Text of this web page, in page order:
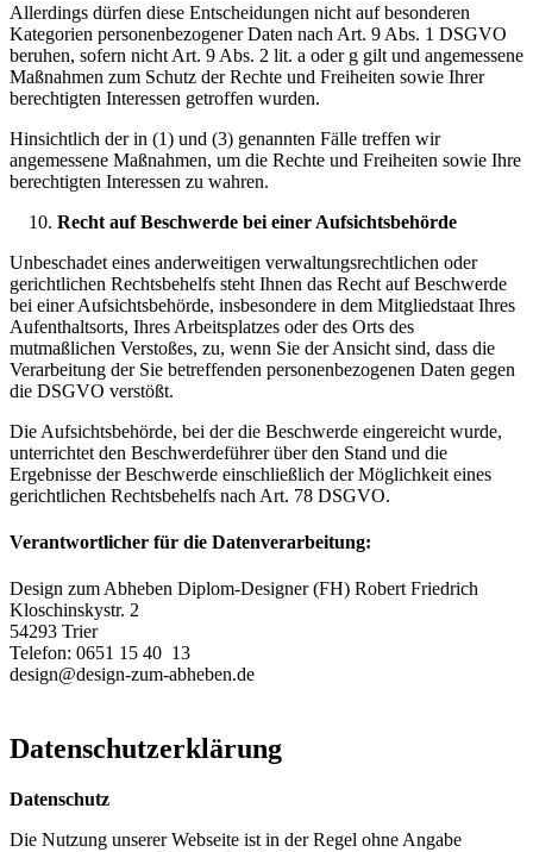
Allerdings dürfen diese Entscheidungen nicht auf besonderen
Kategorien personenbezogener Daten nach Art. 9 Abs. 1 DSGVO
beruhen, sofern nicht Art. 9 Abs. 2 lit. a oder g gilt und angemessene
Maßnahmen zum Schutz der Rechte und Freiheiten sowie Ihrer
berechtigten Interessen getroffen wurden.
Hinsichtlich der in (1) und (3) genannten Fälle treffen wir
angemessene Maßnahmen, um die Rechte und Freiheiten sowie Ihre
berechtigten Interessen zu wahren.
Recht auf Beschwerde bei einer Aufsichtsbehörde
Unbeschadet eines anderweitigen verwaltungsrechtlichen oder
gerichtlichen Rechtsbehelfs steht Ihnen das Recht auf Beschwerde
bei einer Aufsichtsbehörde, insbesondere in dem Mitgliedstaat Ihres
Aufenthaltsorts, Ihres Arbeitsplatzes oder des Orts des
mutmaßlichen Verstoßes, zu, wenn Sie der Ansicht sind, dass die
Verarbeitung der Sie betreffenden personenbezogenen Daten gegen
die DSGVO verstößt.
Die Aufsichtsbehörde, bei der die Beschwerde eingereicht wurde,
unterrichtet den Beschwerdeführer über den Stand und die
Ergebnisse der Beschwerde einschließlich der Möglichkeit eines
gerichtlichen Rechtsbehelfs nach Art. 78 DSGVO.
Verantwortlicher für die Datenverarbeitung:
Design zum Abheben Diplom-Designer (FH) Robert Friedrich
Kloschinskystr. 2
54293 Trier
Telefon: 0651 15 40 13
design@design-zum-abheben.de
Datenschutzerklärung
Datenschutz
Die Nutzung unserer Webseite ist in der Regel ohne Angabe